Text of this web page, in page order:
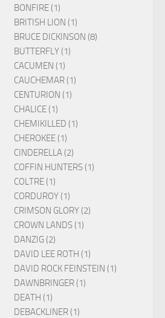
BONFIRE (1)
BRITISH LION (1)
BRUCE DICKINSON (8)
BUTTERFLY (1)
CACUMEN (1)
CAUCHEMAR (1)
CENTURION (1)
CHALICE (1)
CHEMIKILLED (1)
CHEROKEE (1)
CINDERELLA (2)
COFFIN HUNTERS (1)
COLTRE (1)
CORDUROY (1)
CRIMSON GLORY (2)
CROWN LANDS (1)
DANZIG (2)
DAVID LEE ROTH (1)
DAVID ROCK FEINSTEIN (1)
DAWNBRINGER (1)
DEATH (1)
DEBACKLINER (1)